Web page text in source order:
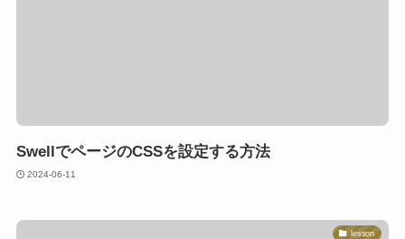
SwellでページのCSSを設定する方法
2024-06-11
lesson